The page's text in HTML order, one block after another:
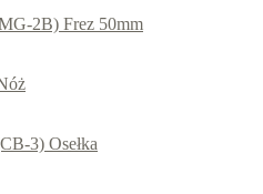
2B) Frez 50mm
3) Osełka